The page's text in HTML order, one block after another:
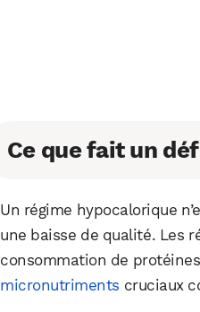
Ce que fait un
Un régime hypocalorique
une baisse de qualité. Les
consommation de
micronutriments cruciaux